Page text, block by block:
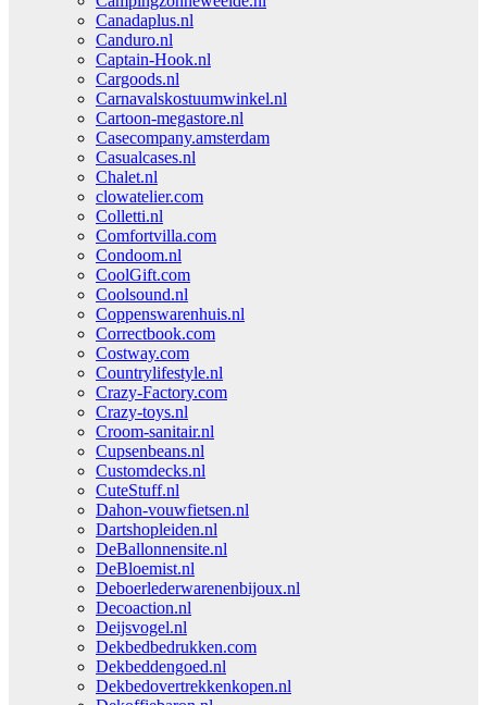
Canadaplus.nl
Canduro.nl
Captain-Hook.nl
Cargoods.nl
Carnavalskostuumwinkel.nl
Cartoon-megastore.nl
Casecompany.amsterdam
Casualcases.nl
Chalet.nl
clowatelier.com
Colletti.nl
Comfortvilla.com
Condoom.nl
CoolGift.com
Coolsound.nl
Coppenswarenhuis.nl
Correctbook.com
Costway.com
Countrylifestyle.nl
Crazy-Factory.com
Crazy-toys.nl
Croom-sanitair.nl
Cupsenbeans.nl
Customdecks.nl
CuteStuff.nl
Dahon-vouwfietsen.nl
Dartshopleiden.nl
DeBallonnensite.nl
DeBloemist.nl
Deboerlederwarenenbijoux.nl
Decoaction.nl
Deijsvogel.nl
Dekbedbedrukken.com
Dekbeddengoed.nl
Dekbedovertrekkenkopen.nl